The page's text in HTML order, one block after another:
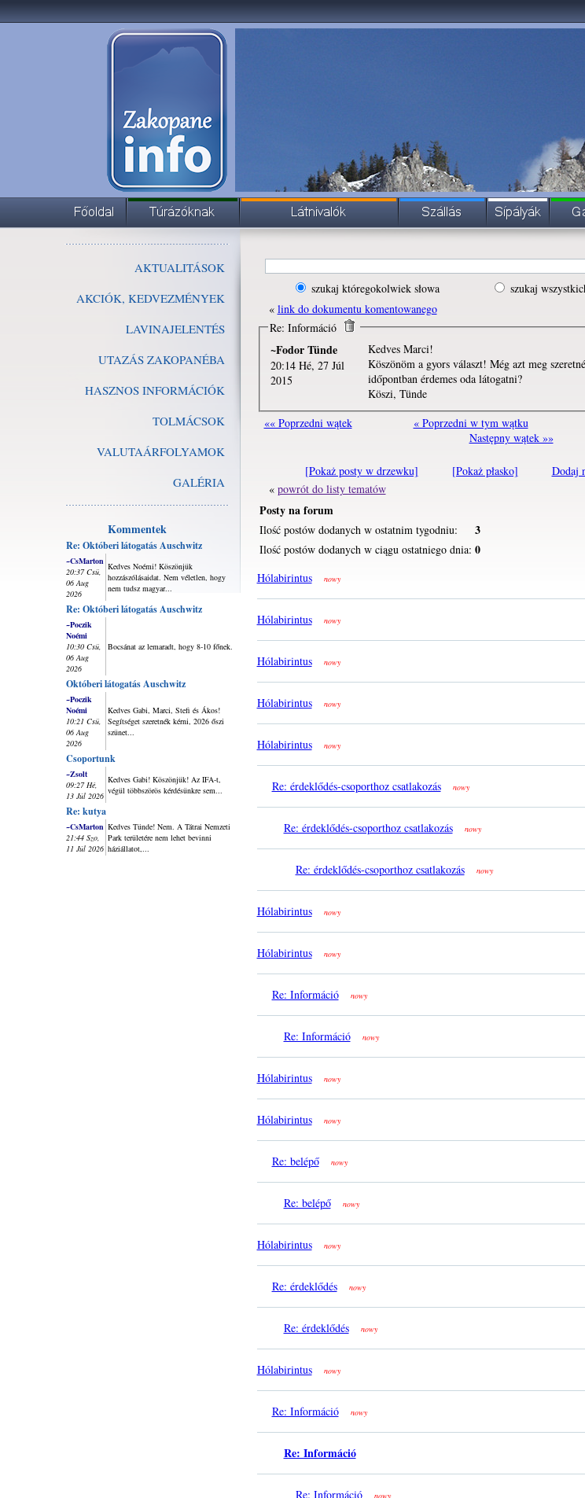
AKTUALITÁSOK
AKCIÓK, KEDVEZMÉNYEK
LAVINAJELENTÉS
UTAZÁS ZAKOPANÉBA
HASZNOS INFORMÁCIÓK
TOLMÁCSOK
VALUTAÁRFOLYAMOK
GALÉRIA
Kommentek
Re: Októberi látogatás Auschwitz
~CsMarton
20:37 Csü,
06 Aug
2026
Kedves Noémi! Köszönjük
hozzászólásaidat. Nem véletlen, hogy
nem tudsz magyar...
Re: Októberi látogatás Auschwitz
~Poczik
Noémi
10:30 Csü,
06 Aug
2026
Bocsánat az lemaradt, hogy 8-10 főnek.
Októberi látogatás Auschwitz
~Poczik
Noémi
10:21 Csü,
06 Aug
2026
Kedves Gabi, Marci, Stefi és Ákos!
Segítséget szeretnék kérni, 2026 őszi
szünet...
Csoportunk
~Zsolt
09:27 Hé,
13 Júl 2026
Kedves Gabi! Köszönjük! Az IFA-t,
végül többszörös kérdésünkre sem...
Re: kutya
~CsMarton
21:44 Szo,
11 Júl 2026
Kedves Tünde! Nem. A Tátrai Nemzeti
Park területére nem lehet bevinni
háziállatot,...
szukaj któregokolwiek słowa szukaj
« link do dokumentu komentowanego
Re: Információ
~Fodor Tünde
20:14 Hé, 27 Júl
2015
Kedves Marci!
Köszönöm a gyors választ! Még azt meg
időpontban érdemes oda látogatni?
Köszi, Tünde
«« Poprzedni wątek
« Poprzedni w tym wątku
Następny wątek »»
[Pokaż posty w drzewku] [Pokaż płasko] Dodaj
« powrót do listy tematów
Posty na forum
Ilość postów dodanych w ostatnim tygodniu: 3
Ilość postów dodanych w ciągu ostatniego dnia: 0
Hólabirintus nowy
Hólabirintus nowy
Hólabirintus nowy
Hólabirintus nowy
Hólabirintus nowy
Re: érdeklődés-csoporthoz csatlakozás nowy
Re: érdeklődés-csoporthoz csatlakozás nowy
Re: érdeklődés-csoporthoz csatlakozás nowy
Hólabirintus nowy
Hólabirintus nowy
Re: Információ nowy
Re: Információ nowy
Hólabirintus nowy
Hólabirintus nowy
Re: belépő nowy
Re: belépő nowy
Hólabirintus nowy
Re: érdeklődés nowy
Re: érdeklődés nowy
Hólabirintus nowy
Re: Információ nowy
Re: Információ
Re: Információ nowy